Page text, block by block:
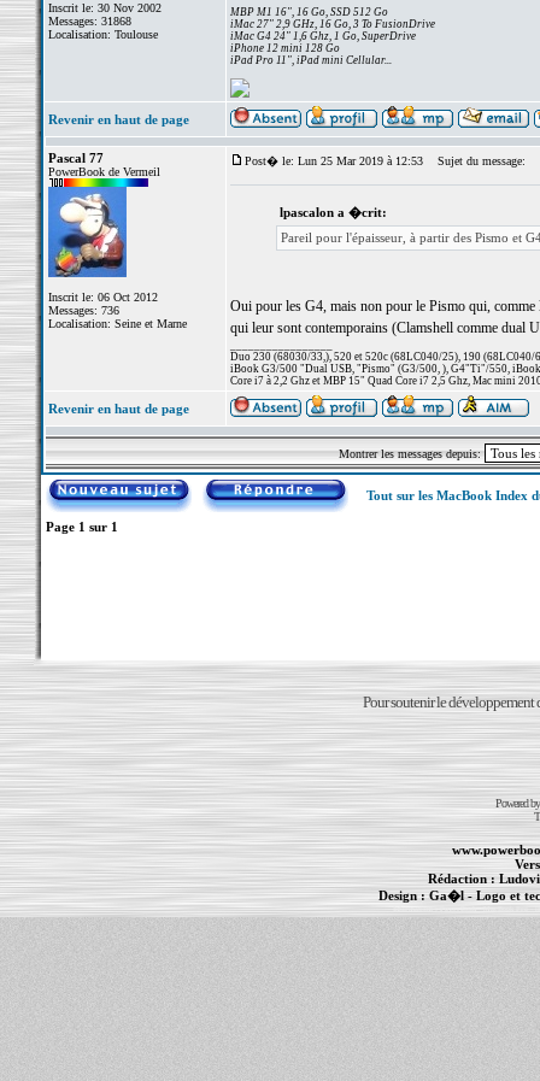
Inscrit le: 30 Nov 2002
Messages: 31868
Localisation: Toulouse
MBP M1 16", 16 Go, SSD 512 Go
iMac 27" 2,9 GHz, 16 Go, 3 To FusionDrive
iMac G4 24" 1,6 Ghz, 1 Go, SuperDrive
iPhone 12 mini 128 Go
iPad Pro 11", iPad mini Cellular...
Revenir en haut de page
Pascal 77
PowerBook de Vermeil
Inscrit le: 06 Oct 2012
Messages: 736
Localisation: Seine et Marne
Post� le: Lun 25 Mar 2019 à 12:53 Sujet du message:
lpascalon a �crit:
Pareil pour l'épaisseur, à partir des Pismo et
Oui pour les G4, mais non pour le Pismo qui,
qui leur sont contemporains (Clamshell comme dual
Duo 230 (68030/33,), 520 et 520c (68LC040/25), 190 (68LC040/
iBook G3/500 "Dual USB, "Pismo" (G3/500, ), G4"Ti"/550,
Core i7 à 2,2 Ghz et MBP 15" Quad Core i7 2,5 Ghz, Mac mini
Revenir en haut de page
Montrer les messages depuis:
Tout sur les MacBook Index
Page 1 sur 1
Pour soutenir le développement
Powered
Rédaction :
Design : Ga�l- Logo et